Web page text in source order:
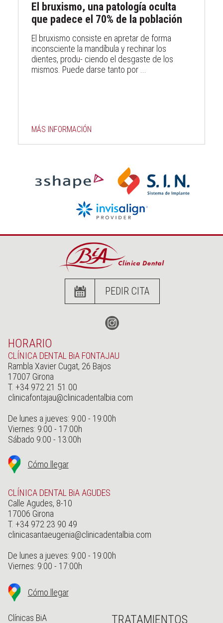
El bruxismo, una patología oculta
que padece el 70% de la población
El bruxismo consiste en apretar de forma
inconsciente la mandíbula y rechinar los
dientes, produ- ciendo el desgaste de los
mismos. Puede darse tanto por ...
MÁS INFORMACIÓN
PEDIR CITA
HORARIO
CLÍNICA DENTAL BiA FONTAJAU
Rambla Xavier Cugat, 26 Bajos
17007 Girona
T. +34 972 21 51 00
clinicafontajau@clinicadentalbia.com
De lunes a jueves: 9:00 - 19:00h
Viernes: 9:00 - 17:00h
Sábado 9:00 - 13:00h
Cómo llegar
CLÍNICA DENTAL BiA AGUDES
Calle Agudes, 8-10
17006 Girona
T. +34 972 23 90 49
clinicasantaeugenia@clinicadentalbia.com
De lunes a jueves: 9:00 - 19:00h
Viernes: 9:00 - 17:00h
Cómo llegar
Clínicas BiA TRATAMIENTOS